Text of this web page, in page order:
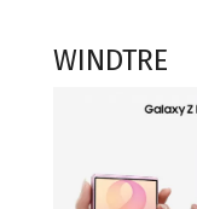
WINDTRE